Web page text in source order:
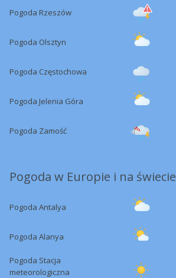
Pogoda Rzeszów
Pogoda Olsztyn
Pogoda Częstochowa
Pogoda Jelenia Góra
Pogoda Zamość
Pogoda w Europie i na świecie
Pogoda Antalya
Pogoda Alanya
Pogoda Stacja
meteorologiczna